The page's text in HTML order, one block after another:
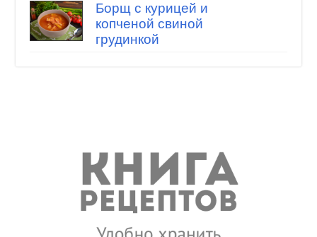
Борщ с курицей и
копченой свиной
грудинкой